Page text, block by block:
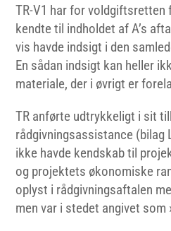
TR-V1 har for voldgiftsretten
kendte til indholdet af A’s
vis havde indsigt i den
En sådan indsigt kan heller
materiale, der i øvrigt er
TR anførte udtrykkeligt i sit
rådgivningsassistance (bilag
ikke havde kendskab til
og projektets økonomiske
oplyst i rådgivningsaftalen
men var i stedet angivet